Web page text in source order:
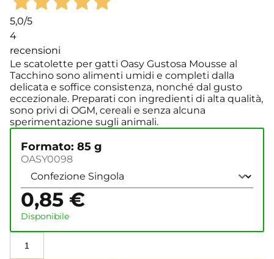
5,0/5
4
recensioni
Le scatolette per gatti Oasy Gustosa Mousse al
Tacchino sono alimenti umidi e completi dalla
delicata e soffice consistenza, nonché dal gusto
eccezionale. Preparati con ingredienti di alta qualità,
sono privi di OGM, cereali e senza alcuna
sperimentazione sugli animali.
Formato: 85 g
OASY0098
0,85 €
Disponibile